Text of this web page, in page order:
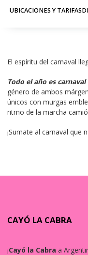
UBICACIONES Y TARIFAS
El espíritu del carnaval
Todo el año es carnaval
género de ambos
únicos con murgas
ritmo de la marcha
¡Sumate al carnaval que
CAYÓ LA CABRA
¡Cayó la Cabra a